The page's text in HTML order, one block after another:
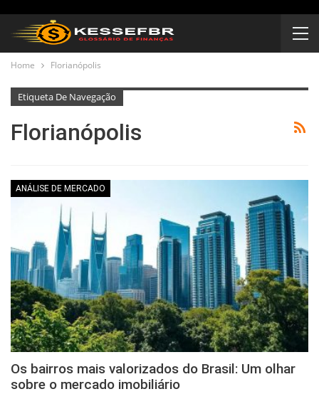
Home Florianópolis
Etiqueta De Navegação
Florianópolis
ANÁLISE DE MERCADO
Os bairros mais valorizados do Brasil: Um olhar
sobre o mercado imobiliário